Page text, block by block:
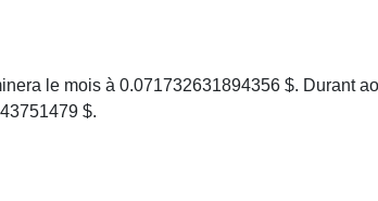
le mois à 0.071732631894356 $. Durant
$.